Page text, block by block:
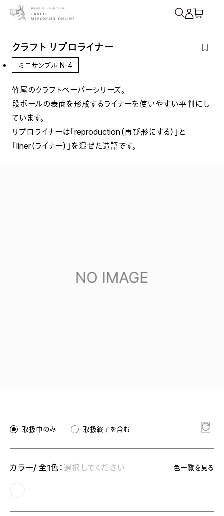
紙を検索
クラフト リプロライナー
ミニサンプル N-4
竹尾のクラフトペーパーシリーズ。
段ボールの表面を形成するライナーを使いやすい平判にし
ています。
リプロライナーは「reproduction（再び形にする）」と
「liner（ライナー）」を混ぜた造語です。
取扱中のみ 取扱終了を含む
カラー/ 全1色： 選択してください 色一覧を見る